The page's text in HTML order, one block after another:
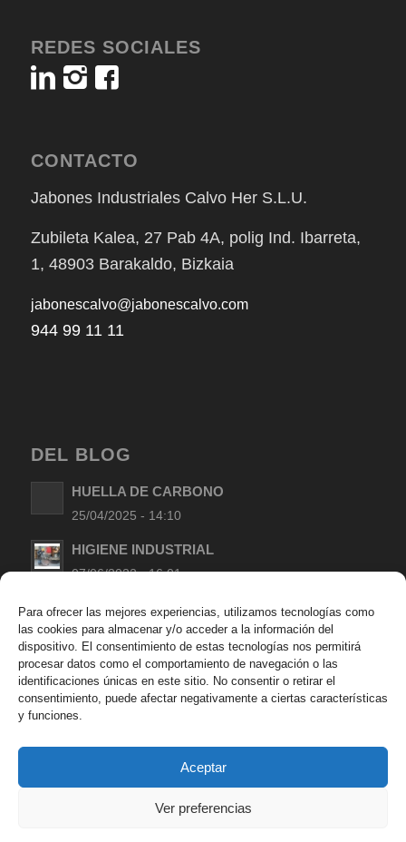
Para ofrecer las mejores experiencias, utilizamos tecnologías como
las cookies para almacenar y/o acceder a la información del
dispositivo. El consentimiento de estas tecnologías nos permitirá
procesar datos como el comportamiento de navegación o las
identificaciones únicas en este sitio. No consentir o retirar el
consentimiento, puede afectar negativamente a ciertas características
y funciones.
Aceptar
Ver preferencias
REDES SOCIALES
CONTACTO
Jabones Industriales Calvo Her S.L.U.
Zubileta Kalea, 27 Pab 4A, polig Ind. Ibarreta,
1, 48903 Barakaldo, Bizkaia
jabonescalvo@jabonescalvo.com
944 99 11 11
DEL BLOG
HUELLA DE CARBONO
25/04/2025 - 14:10
HIGIENE INDUSTRIAL
07/06/2022 - 16:01
LIMPIEZA DE MANOS EN TALLERES
MECANICOS
09/05/2022 - 17:24
LOS MISTERIOS DEL SISTEMA OLFATIVO Y
AROMAS EN LOS PRODUCTOS DE LIMPIEZA